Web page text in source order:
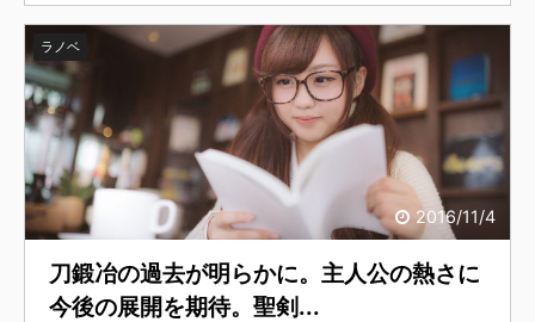
2016/11/4
ラノベ
刀鍛冶の過去が明らかに。主人公の熱さに
今後の展開を期待。聖剣...